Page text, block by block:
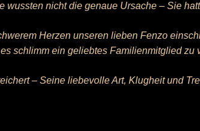
wussten nicht die genaue Ursache – Sie
Herzen unseren lieben Fenzo
schlimm ein geliebtes Familienmitglied zu
– Seine liebevolle Art, Klugheit und